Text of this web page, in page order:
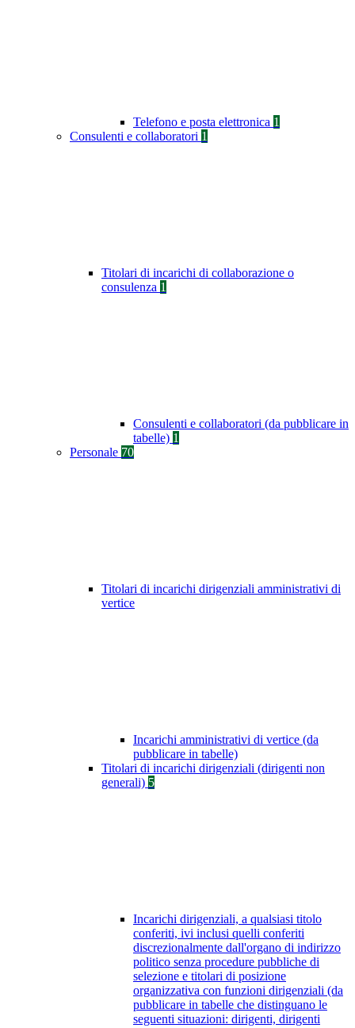
Telefono e posta elettronica 1
Consulenti e collaboratori 1
Titolari di incarichi di collaborazione o
consulenza 1
Consulenti e collaboratori (da pubblicare in
tabelle) 1
Personale 70
Titolari di incarichi dirigenziali amministrativi di
vertice
Incarichi amministrativi di vertice (da
pubblicare in tabelle)
Titolari di incarichi dirigenziali (dirigenti non
generali) 5
Incarichi dirigenziali, a qualsiasi titolo
conferiti, ivi inclusi quelli conferiti
discrezionalmente dall'organo di indirizzo
politico senza procedure pubbliche di
selezione e titolari di posizione
organizzativa con funzioni dirigenziali (da
pubblicare in tabelle che distinguano le
seguenti situazioni: dirigenti, dirigenti